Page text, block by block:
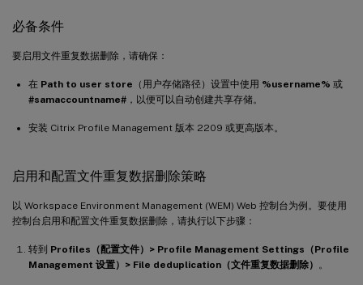
必备条件
要启用文件重复数据删除，请确保：
在 Path to user store （用户存储路径）设置中使用 %username% 或
#samaccountname# ，以便可以自动创建共享存储。
安装 Citrix Profile Management 版本 2209 或更高版本。
启用和配置文件重复数据删除策略
以 Workspace Environment Management (WEM) Web 控制台为例。要使用
控制台启用和配置文件重复数据删除，请执行以下步骤：
转到 Profiles（配置文件）> Profile Management Settings（Profile
Management 设置）> File deduplication（文件重复数据删除）
。